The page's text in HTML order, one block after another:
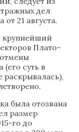
дел
21 августа.
крупнейший
Плато-
суть в
раскрывалась),
была отозвана
размер
го до